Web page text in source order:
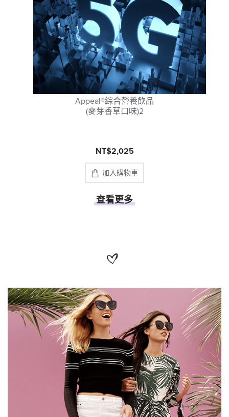
Appeal®綜合營養飲品
(麥芽香草口味)2
NT$2,025
加入購物車
查看更多